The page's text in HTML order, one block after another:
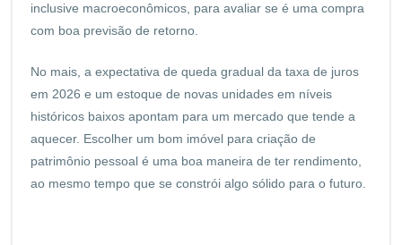
inclusive macroeconômicos, para avaliar se é uma compra
com boa previsão de retorno.
No mais, a expectativa de queda gradual da taxa de juros
em 2026 e um estoque de novas unidades em níveis
históricos baixos apontam para um mercado que tende a
aquecer. Escolher um bom imóvel para criação de
patrimônio pessoal é uma boa maneira de ter rendimento,
ao mesmo tempo que se constrói algo sólido para o futuro.